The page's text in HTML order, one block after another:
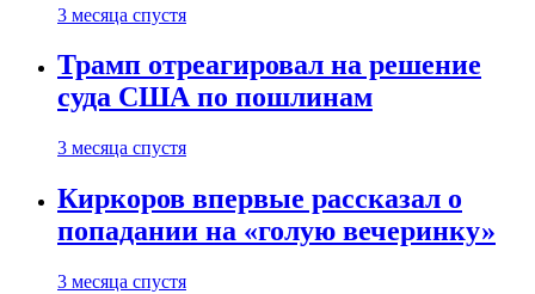
3 месяца спустя
Трамп отреагировал на решение
суда США по пошлинам
3 месяца спустя
Киркоров впервые рассказал о
попадании на «голую вечеринку»
3 месяца спустя